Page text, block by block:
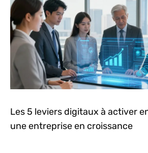
Les 5 leviers digitaux à activer
une entreprise en croissance